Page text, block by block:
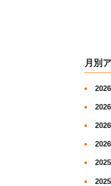
月別